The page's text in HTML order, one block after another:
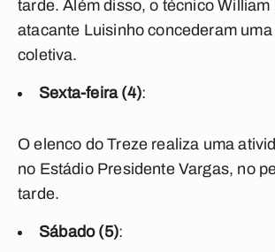
tarde. Além disso, o técnico William
atacante Luisinho concederam
coletiva.
Sexta-feira (4):
O elenco do Treze realiza uma
no Estádio Presidente Vargas, no
tarde.
Sábado (5):